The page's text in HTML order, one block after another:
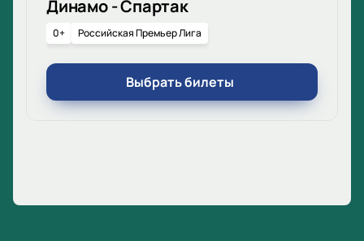
Динамо - Спартак
0+ Российская Премьер Лига
Выбрать билеты